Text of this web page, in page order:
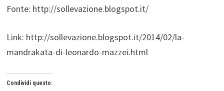
Fonte: http://sollevazione.blogspot.it/
Link: http://sollevazione.blogspot.it/2014/02/la-
mandrakata-di-leonardo-mazzei.html
Condividi questo: